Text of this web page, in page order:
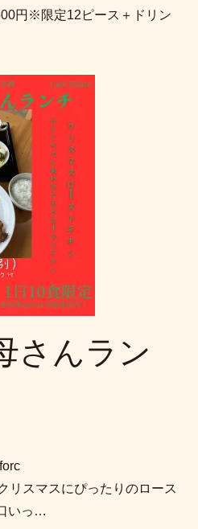
円※限定12ピース＋ドリン
さんラン
リスマスにぴったりのロース
いっ…